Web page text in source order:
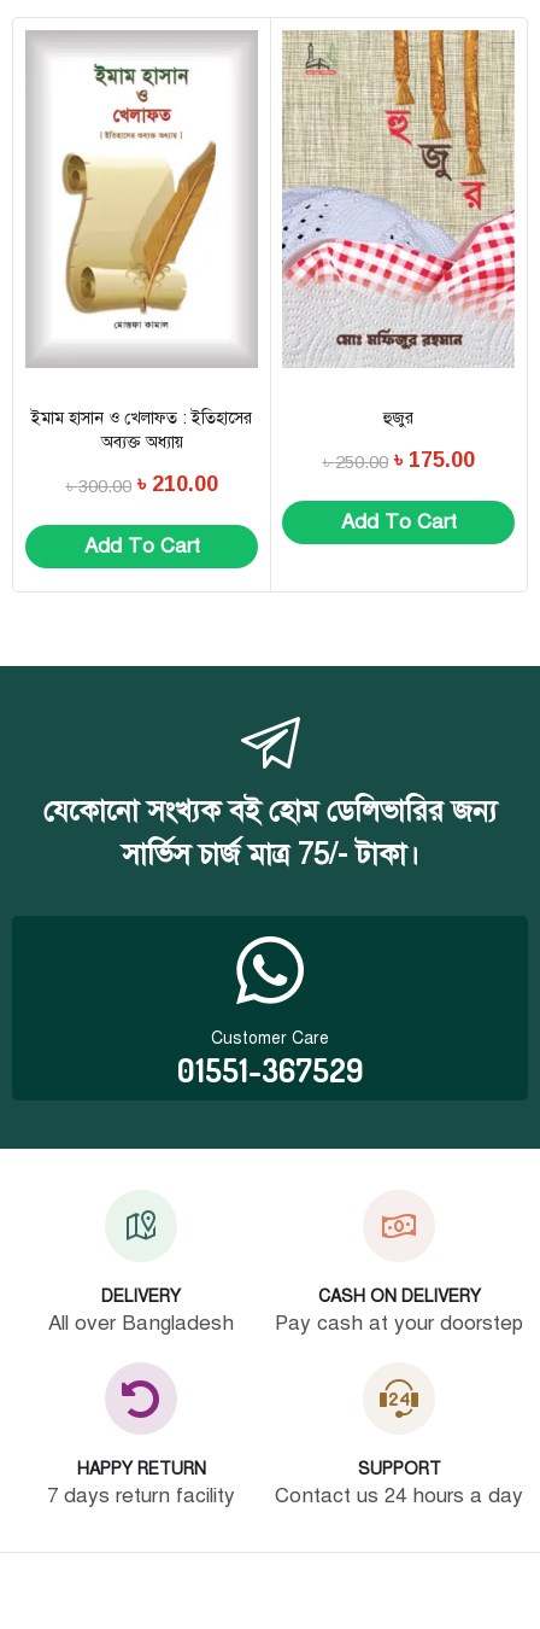
ইমাম হাসান ও খেলাফত : ইতিহাসের
অব্যক্ত অধ্যায়
৳300.00 ৳ 210.00
Add To Cart
হুজুর
৳250.00 ৳ 175.00
Add To Cart
যেকোনো সংখ্যক বই হোম ডেলিভারির জন্য
সার্ভিস চার্জ মাত্র 75/- টাকা।
Customer Care
01551-367529
DELIVERY
All over Bangladesh
CASH ON DELIVERY
Pay cash at your doorstep
HAPPY RETURN
7 days return facility
SUPPORT
Contact us 24 hours a day